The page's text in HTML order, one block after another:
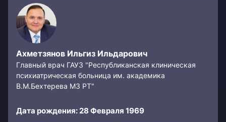
Ахметзянов Ильгиз Ильдарович
Главный врач ГАУЗ "Республиканская клиническая
психиатрическая больница им. академика
В.М.Бехтерева МЗ РТ"
Дата рождения: 28 Февраля 1969